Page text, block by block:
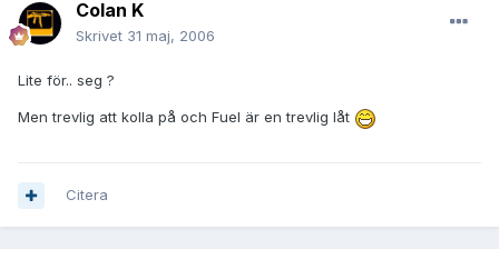
Colan K
Skrivet 31 maj, 2006
Lite för.. seg ?
Men trevlig att kolla på och Fuel är en trevlig låt
Citera